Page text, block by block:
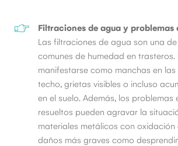
Filtraciones de agua y problemas
Las filtraciones de agua son una
comunes de humedad en trasteros.
manifestarse como manchas en
techo, grietas visibles o incluso
en el suelo. Además, los problemas
resueltos pueden agravar la
materiales metálicos con
daños más graves como